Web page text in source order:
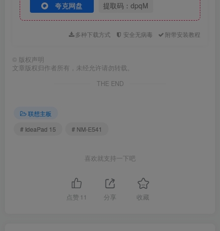
夸克网盘 提取码：dpqM
多种下载方式 安全无病毒 附带安装教程
© 版权声明
文章版权归作者所有，未经允许请勿转载。
THE END
联想主板
# IdeaPad 15
# NM-E541
喜欢就支持一下吧
点赞 11 分享 收藏